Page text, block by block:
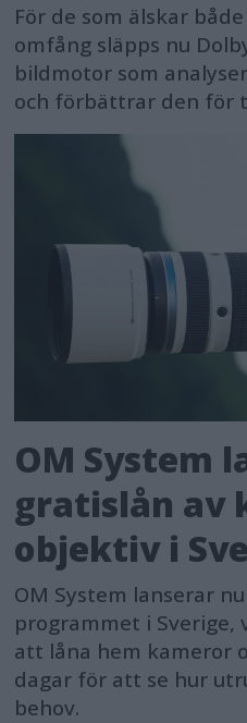
För de som älskar
omfång släpps nu
bildmotor som
och förbättrar den för
OM System
gratislån av
objektiv i
OM System lanserar
programmet i
att låna hem kameror
dagar för att se hur
behov.